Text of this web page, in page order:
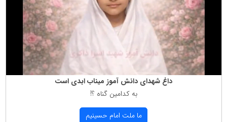
داغ شهدای دانش آموز میناب ابدی است
به كدامین گناه ؟!
ما ملت امام حسینیم